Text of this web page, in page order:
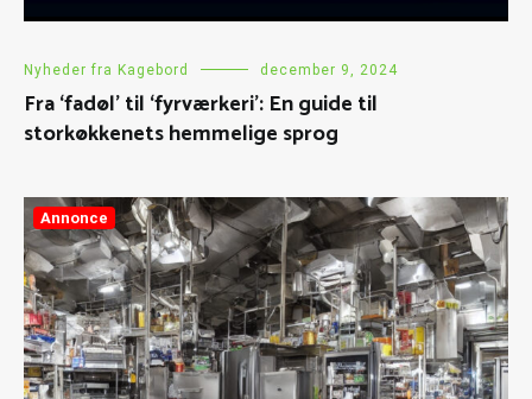
Nyheder fra Kagebord december 9, 2024
Fra ‘fadøl’ til ‘fyrværkeri’: En guide til
storkøkkenets hemmelige sprog
Annonce